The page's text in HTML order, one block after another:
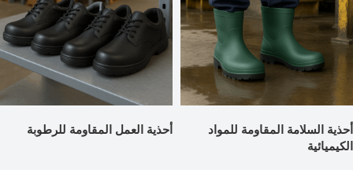
أحذية السلامة المقاومة للمواد
الكيميائية
أحذية العمل المقاومة للرطوبة